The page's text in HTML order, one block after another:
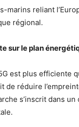
marins reliant
régional.
sur le plan
est plus efficiente
de réduire
s’inscrit dans